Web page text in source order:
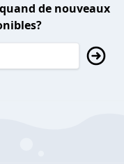
de nouveaux